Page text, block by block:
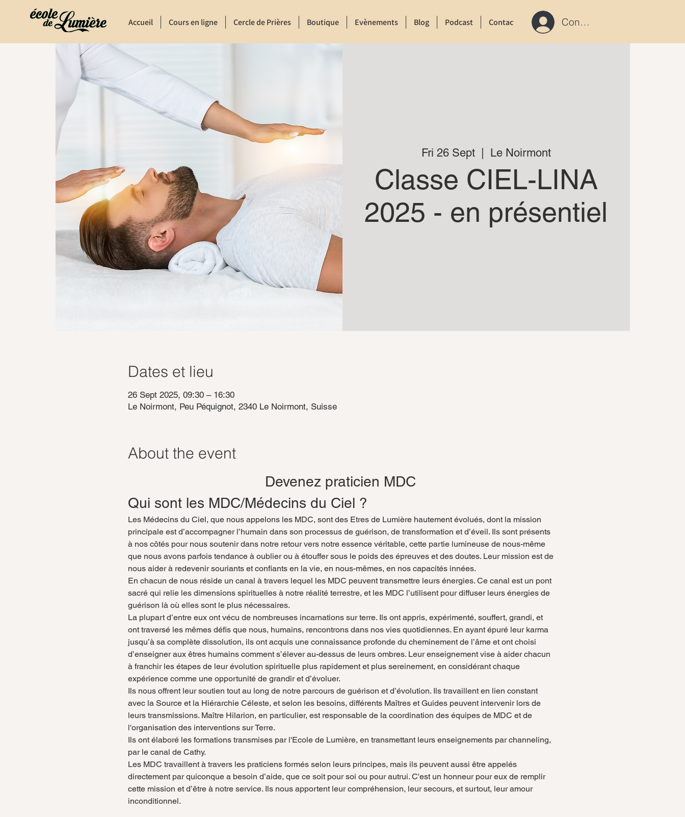
Accueil Cours en ligne Cercle de Prières Boutique Evènements Blog Podcast Contact Connexion / S'inscrire
Fri 26 Sept
  |
Le Noirmont
Classe CIEL-LINA
2025 - en présentiel
Dates et lieu
26 Sept 2025, 09:30 – 16:30
Le Noirmont, Peu Péquignot, 2340 Le Noirmont, Suisse
About the event
Devenez praticien MDC
Qui sont les MDC/Médecins du Ciel ?
Les Médecins du Ciel, que nous appelons les MDC, sont des Etres de Lumière hautement évolués, dont la mission
principale est d’accompagner l’humain dans son processus de guérison, de transformation et d’éveil. Ils sont présents
à nos côtés pour nous soutenir dans notre retour vers notre essence véritable, cette partie lumineuse de nous-même
que nous avons parfois tendance à oublier ou à étouffer sous le poids des épreuves et des doutes. Leur mission est de
nous aider à redevenir souriants et confiants en la vie, en nous-mêmes, en nos capacités innées.
En chacun de nous réside un canal à travers lequel les MDC peuvent transmettre leurs énergies. Ce canal est un pont
sacré qui relie les dimensions spirituelles à notre réalité terrestre, et les MDC l’utilisent pour diffuser leurs énergies de
guérison là où elles sont le plus nécessaires.
La plupart d’entre eux ont vécu de nombreuses incarnations sur terre. Ils ont appris, expérimenté, souffert, grandi, et
ont traversé les mêmes défis que nous, humains, rencontrons dans nos vies quotidiennes. En ayant épuré leur karma
jusqu’à sa complète dissolution, ils ont acquis une connaissance profonde du cheminement de l’âme et ont choisi
d’enseigner aux êtres humains comment s’élever au-dessus de leurs ombres. Leur enseignement vise à aider chacun
à franchir les étapes de leur évolution spirituelle plus rapidement et plus sereinement, en considérant chaque
expérience comme une opportunité de grandir et d’évoluer.
Ils nous offrent leur soutien tout au long de notre parcours de guérison et d’évolution. Ils travaillent en lien constant
avec la Source et la Hiérarchie Céleste, et selon les besoins, différents Maîtres et Guides peuvent intervenir lors de
leurs transmissions. Maître Hilarion, en particulier, est responsable de la coordination des équipes de MDC et de
l'organisation des interventions sur Terre.
Ils ont élaboré les formations transmises par l'Ecole de Lumière, en transmettant leurs enseignements par channeling,
par le canal de Cathy.
Les MDC travaillent à travers les praticiens formés selon leurs principes, mais ils peuvent aussi être appelés
directement par quiconque a besoin d’aide, que ce soit pour soi ou pour autrui. C'est un honneur pour eux de remplir
cette mission et d’être à notre service. Ils nous apportent leur compréhension, leur secours, et surtout, leur amour
inconditionnel.